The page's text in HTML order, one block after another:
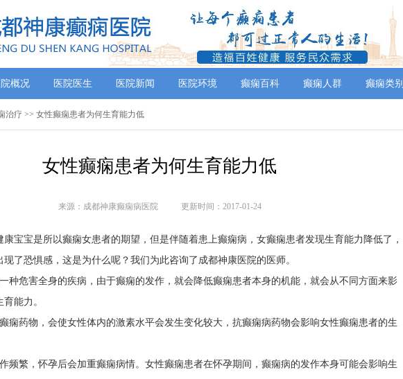
院概况 医院医生 医院新闻 医院环境 癫痫百科 癫痫人群 癫痫类别
治疗 >> 女性癫痫患者为何生育能力低
女性癫痫患者为何生育能力低
来源：成都神康癫痫病医院 更新时间：2017-01-24
康宝宝是所以癫痫女患者的期望，但是伴随着患上癫痫病，女癫痫患者发现生育能力降低了，
了恐惧感，这是为什么呢？我们为此咨询了成都神康医院的医师。
种危害全身的疾病，由于癫痫的发作，就会降低癫痫患者本身的机能，就会从不同方面来影
能力。
痫药物，会使女性体内的激素水平会发生变化较大，抗癫痫病药物会影响女性癫痫患者的生
频繁，怀孕后会加重癫痫病情。女性癫痫患者在怀孕期间，癫痫病的发作本身可能会影响生